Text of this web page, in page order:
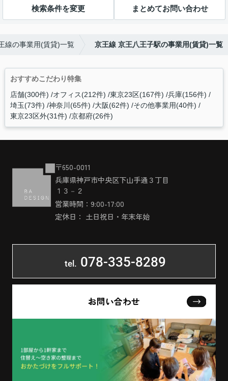
検索条件を変更 まとめてお問い合わせ
線の事業用(賃貸)一覧 京王線 京王八王子駅の事業用(賃貸)一覧
おすすめこだわり特集
店舗(300件) オフィス(212件) 東京23区(167件) 兵庫(156件)
埼玉(73件) 神奈川(65件) 大阪(62件) その他事業用(40件)
東京23区外(31件) 京都府(26件)
〒650-0011
兵庫県神戸市中央区下山手通３丁目
１３－２
営業時間：9:00-17:00
定休日： 土日祝日・年末年始
tel. 078-335-8289
お問い合わせ